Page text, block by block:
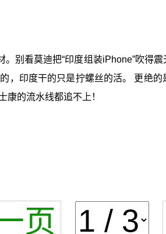
别看莫迪把“印度组装iPhone”吹得
，印度干的只是拧螺丝的活。 更绝
的流水线都追不上！
页